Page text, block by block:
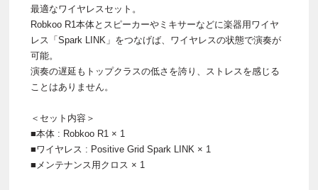
最適なワイヤレスセット。
Robkoo R1本体とスピーカーやミキサーなどに楽器用ワイヤ
レス「Spark LINK」をつなげば、ワイヤレスの状態で演奏が
可能。
演奏の遅延もトップクラスの低さを誇り、ストレスを感じる
ことはありません。
＜セット内容＞
■本体 : Robkoo R1 × 1
■ワイヤレス : Positive Grid Spark LINK × 1
■メンテナンス用クロス × 1